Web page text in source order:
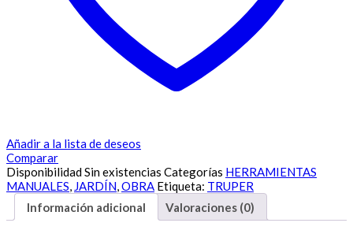
Añadir a la lista de deseos
Comparar
DisponibilidadSin existencias Categorías HERRAMIENTAS
MANUALES, JARDÍN,OBRA Etiqueta: TRUPER
Información adicional
Valoraciones (0)